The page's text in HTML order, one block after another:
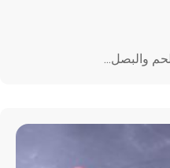
والبصل...